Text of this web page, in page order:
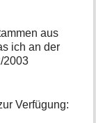
aus
ich an der
2003
Verfügung: